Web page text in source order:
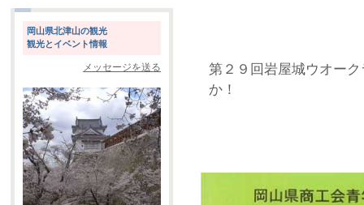
岡山県北津山の観光
観光とイベント情報
メッセージを送る
第２９回岩屋城ウオー
か！